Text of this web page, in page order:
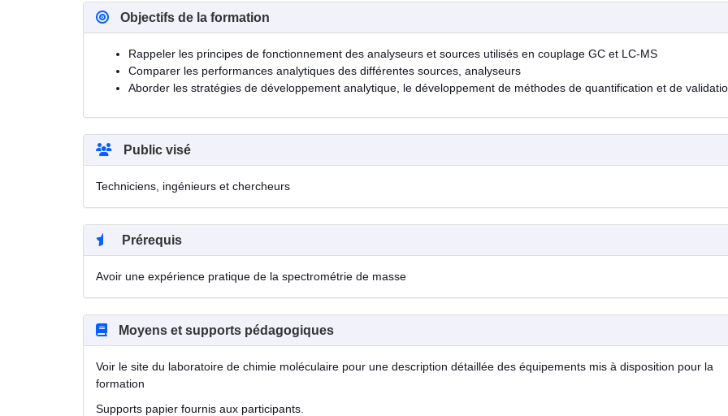
Objectifs de la formation
Rappeler les principes de fonctionnement des analyseurs et sources utilisés en couplage GC et LC-MS
Comparer les performances analytiques des différentes sources, analyseurs
Aborder les stratégies de développement analytique, le développement de méthodes de quantification et de
Public visé
Techniciens, ingénieurs et chercheurs
Prérequis
Avoir une expérience pratique de la spectrométrie de masse
Moyens et supports pédagogiques
Voir le site du laboratoire de chimie moléculaire pour une description détaillée des équipements mis à disposition pour la
formation
Supports papier fournis aux participants.